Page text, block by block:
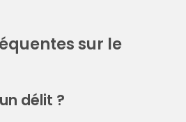
sur le
délit ?